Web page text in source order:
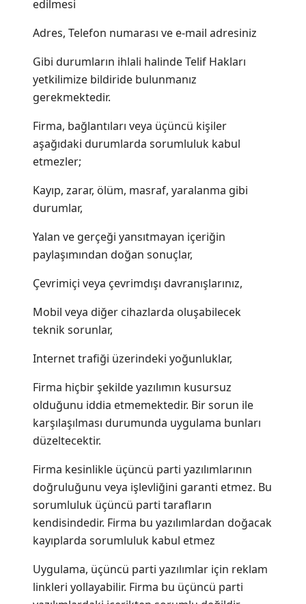
edilmesi
Adres, Telefon numarası ve e-mail adresiniz
Gibi durumların ihlali halinde Telif Hakları
yetkilimize bildiride bulunmanız
gerekmektedir.
Firma, bağlantıları veya üçüncü kişiler
aşağıdaki durumlarda sorumluluk kabul
etmezler;
Kayıp, zarar, ölüm, masraf, yaralanma gibi
durumlar,
Yalan ve gerçeği yansıtmayan içeriğin
paylaşımından doğan sonuçlar,
Çevrimiçi veya çevrimdışı davranışlarınız,
Mobil veya diğer cihazlarda oluşabilecek
teknik sorunlar,
Internet trafiği üzerindeki yoğunluklar,
Firma hiçbir şekilde yazılımın kusursuz
olduğunu iddia etmemektedir. Bir sorun ile
karşılaşılması durumunda uygulama bunları
düzeltecektir.
Firma kesinlikle üçüncü parti yazılımlarının
doğruluğunu veya işlevliğini garanti etmez. Bu
sorumluluk üçüncü parti tarafların
kendisindedir. Firma bu yazılımlardan doğacak
kayıplarda sorumluluk kabul etmez
Uygulama, üçüncü parti yazılımlar için reklam
linkleri yollayabilir. Firma bu üçüncü parti